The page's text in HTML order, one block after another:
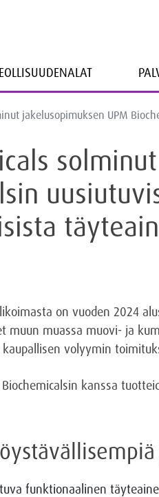
jakelusopimuksen UPM
on vuoden 2024
muun muassa muovi- ja
volyymin
kanssa
funktionaalinen